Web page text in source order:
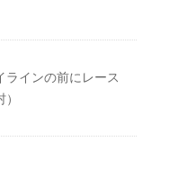
ラインの前にレース